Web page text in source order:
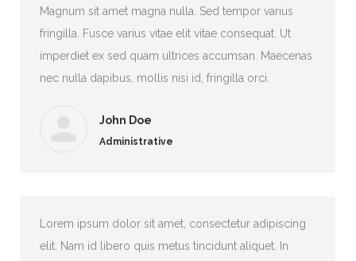
Magnum sit amet magna nulla. Sed tempor varius
fringilla. Fusce varius vitae elit vitae consequat. Ut
imperdiet ex sed quam ultrices accumsan. Maecenas
nec nulla dapibus, mollis nisi id, fringilla orci.
John Doe
Administrative
Lorem ipsum dolor sit amet, consectetur adipiscing
elit. Nam id libero quis metus tincidunt aliquet. In